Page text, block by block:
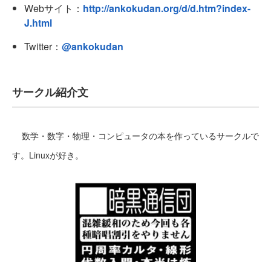
Webサイト： http://ankokudan.org/d/d.htm?index-
J.html
Twitter： @ankokudan
サークル紹介文
数学・数字・物理・コンピュータの本を作っているサークルで
す。Linuxが好き。